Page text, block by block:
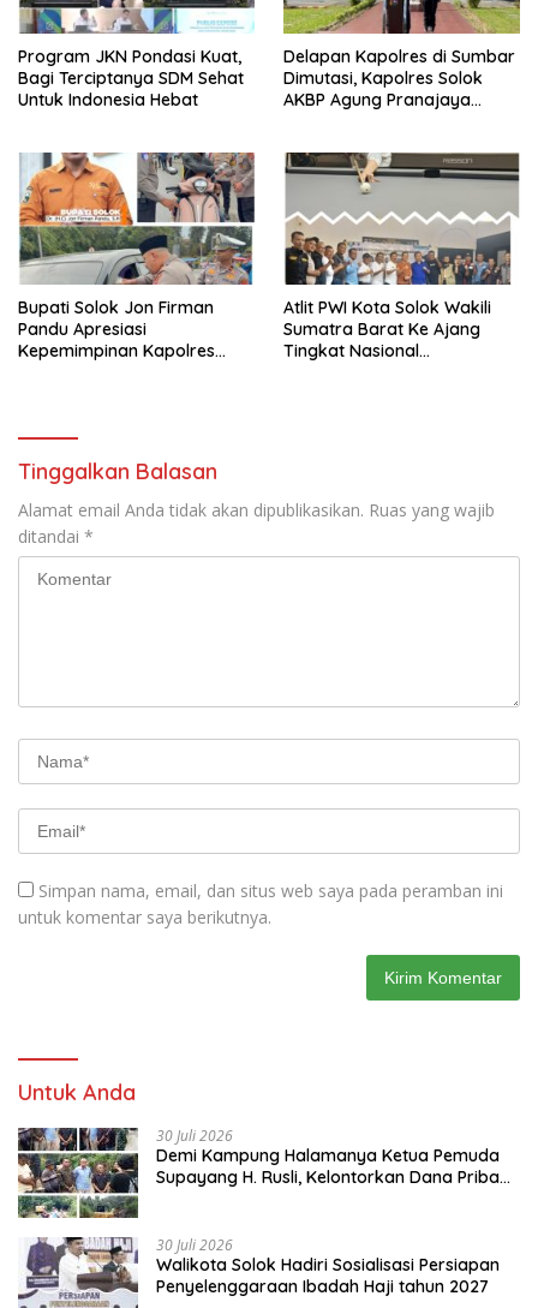
Program JKN Pondasi Kuat,
Bagi Terciptanya SDM Sehat
Untuk Indonesia Hebat
Delapan Kapolres di Sumbar
Dimutasi, Kapolres Solok
AKBP Agung Pranajaya
Bupati Solok Jon Firman
Pandu Apresiasi
Kepemimpinan Kapolres
Atlit PWI Kota Solok Wakili
Sumatra Barat Ke Ajang
Tingkat Nasional
Tinggalkan Balasan
Alamat email Anda tidak akan dipublikasikan. Ruas yang wajib
ditandai *
Simpan nama, email, dan situs web saya pada peramban ini
untuk komentar saya berikutnya.
Untuk Anda
30 Juli 2026
Demi Kampung Halamanya Ketua Pemuda
Supayang H. Rusli, Kelontorkan Dana Pribadi
30 Juli 2026
Walikota Solok Hadiri Sosialisasi Persiapan
Penyelenggaraan Ibadah Haji tahun 2027